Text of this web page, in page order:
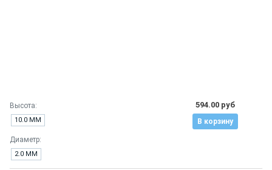
Высота:
10.0 ММ
Диаметр:
2.0 ММ
594.00 руб
В корзину